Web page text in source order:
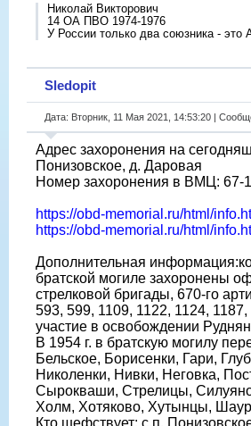
Николай Викторович
14 ОА ПВО 1974-1976
У России только два союзника - это
Sledopit
Дата: Вторник, 11 Мая 2021, 14:53:20 |
Адрес захоронения на
Понизовское, д. Даровая
Номер захоронения в ВМЦ: 67-
https://obd-memorial.ru/html/
https://obd-memorial.ru/html/
Дополнительная
братской могиле захоронены
стрелковой бригады, 670-го
593, 599, 1109, 1122, 1124,
участие в освобождении
В 1954 г. в братскую могилу
Бельское, Борисенки, Гари,
Николенки, Нивки, Неговка,
Сырокваши, Стрелицы,
Холм, Хотяково, Хутынцы,
Кто шефствует: с.п.